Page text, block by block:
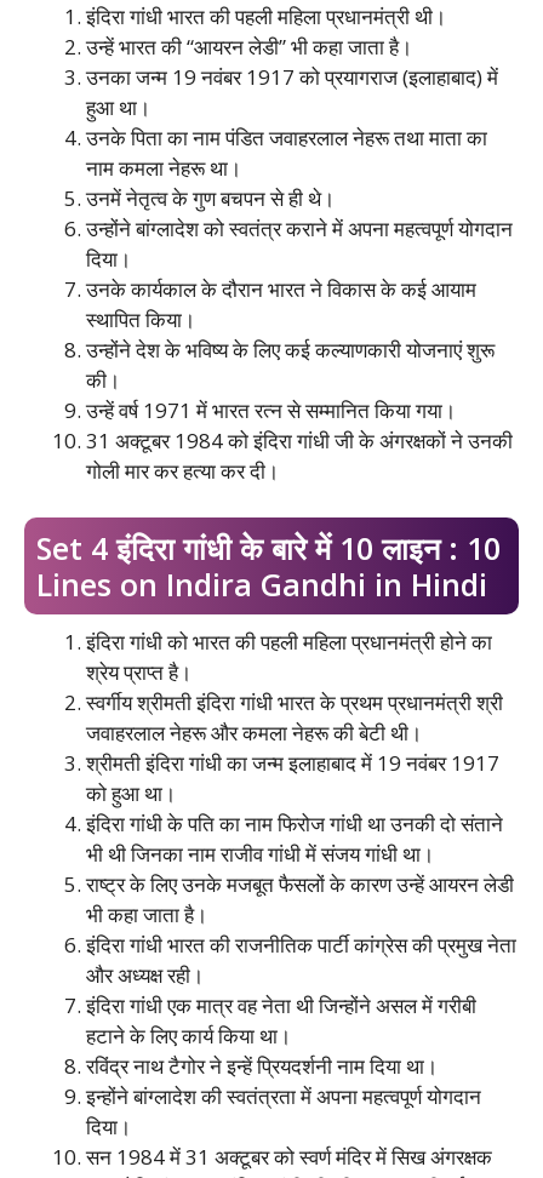
इंदिरा गांधी भारत की पहली महिला प्रधानमंत्री थी।
उन्हें भारत की “आयरन लेडी” भी कहा जाता है।
उनका जन्म 19 नवंबर 1917 को प्रयागराज (इलाहाबाद) में
हुआ था।
उनके पिता का नाम पंडित जवाहरलाल नेहरू तथा माता का
नाम कमला नेहरू था।
उनमें नेतृत्व के गुण बचपन से ही थे।
उन्होंने बांग्लादेश को स्वतंत्र कराने में अपना महत्वपूर्ण योगदान
दिया।
उनके कार्यकाल के दौरान भारत ने विकास के कई आयाम
स्थापित किया।
उन्होंने देश के भविष्य के लिए कई कल्याणकारी योजनाएं शुरू
की।
उन्हें वर्ष 1971 में भारत रत्न से सम्मानित किया गया।
31 अक्टूबर 1984 को इंदिरा गांधी जी के अंगरक्षकों ने उनकी
गोली मार कर हत्या कर दी।
Set 4 इंदिरा गांधी के बारे में 10 लाइन : 10
Lines on Indira Gandhi in Hindi
इंदिरा गांधी को भारत की पहली महिला प्रधानमंत्री होने का
श्रेय प्राप्त है।
स्वर्गीय श्रीमती इंदिरा गांधी भारत के प्रथम प्रधानमंत्री श्री
जवाहरलाल नेहरू और कमला नेहरू की बेटी थी।
श्रीमती इंदिरा गांधी का जन्म इलाहाबाद में 19 नवंबर 1917
को हुआ था।
इंदिरा गांधी के पति का नाम फिरोज गांधी था उनकी दो संताने
भी थी जिनका नाम राजीव गांधी में संजय गांधी था।
राष्ट्र के लिए उनके मजबूत फैसलों के कारण उन्हें आयरन लेडी
भी कहा जाता है।
इंदिरा गांधी भारत की राजनीतिक पार्टी कांग्रेस की प्रमुख नेता
और अध्यक्ष रही।
इंदिरा गांधी एक मात्र वह नेता थी जिन्होंने असल में गरीबी
हटाने के लिए कार्य किया था।
रविंद्र नाथ टैगोर ने इन्हें प्रियदर्शनी नाम दिया था।
इन्होंने बांग्लादेश की स्वतंत्रता में अपना महत्वपूर्ण योगदान
दिया।
सन 1984 में 31 अक्टूबर को स्वर्ण मंदिर में सिख अंगरक्षक